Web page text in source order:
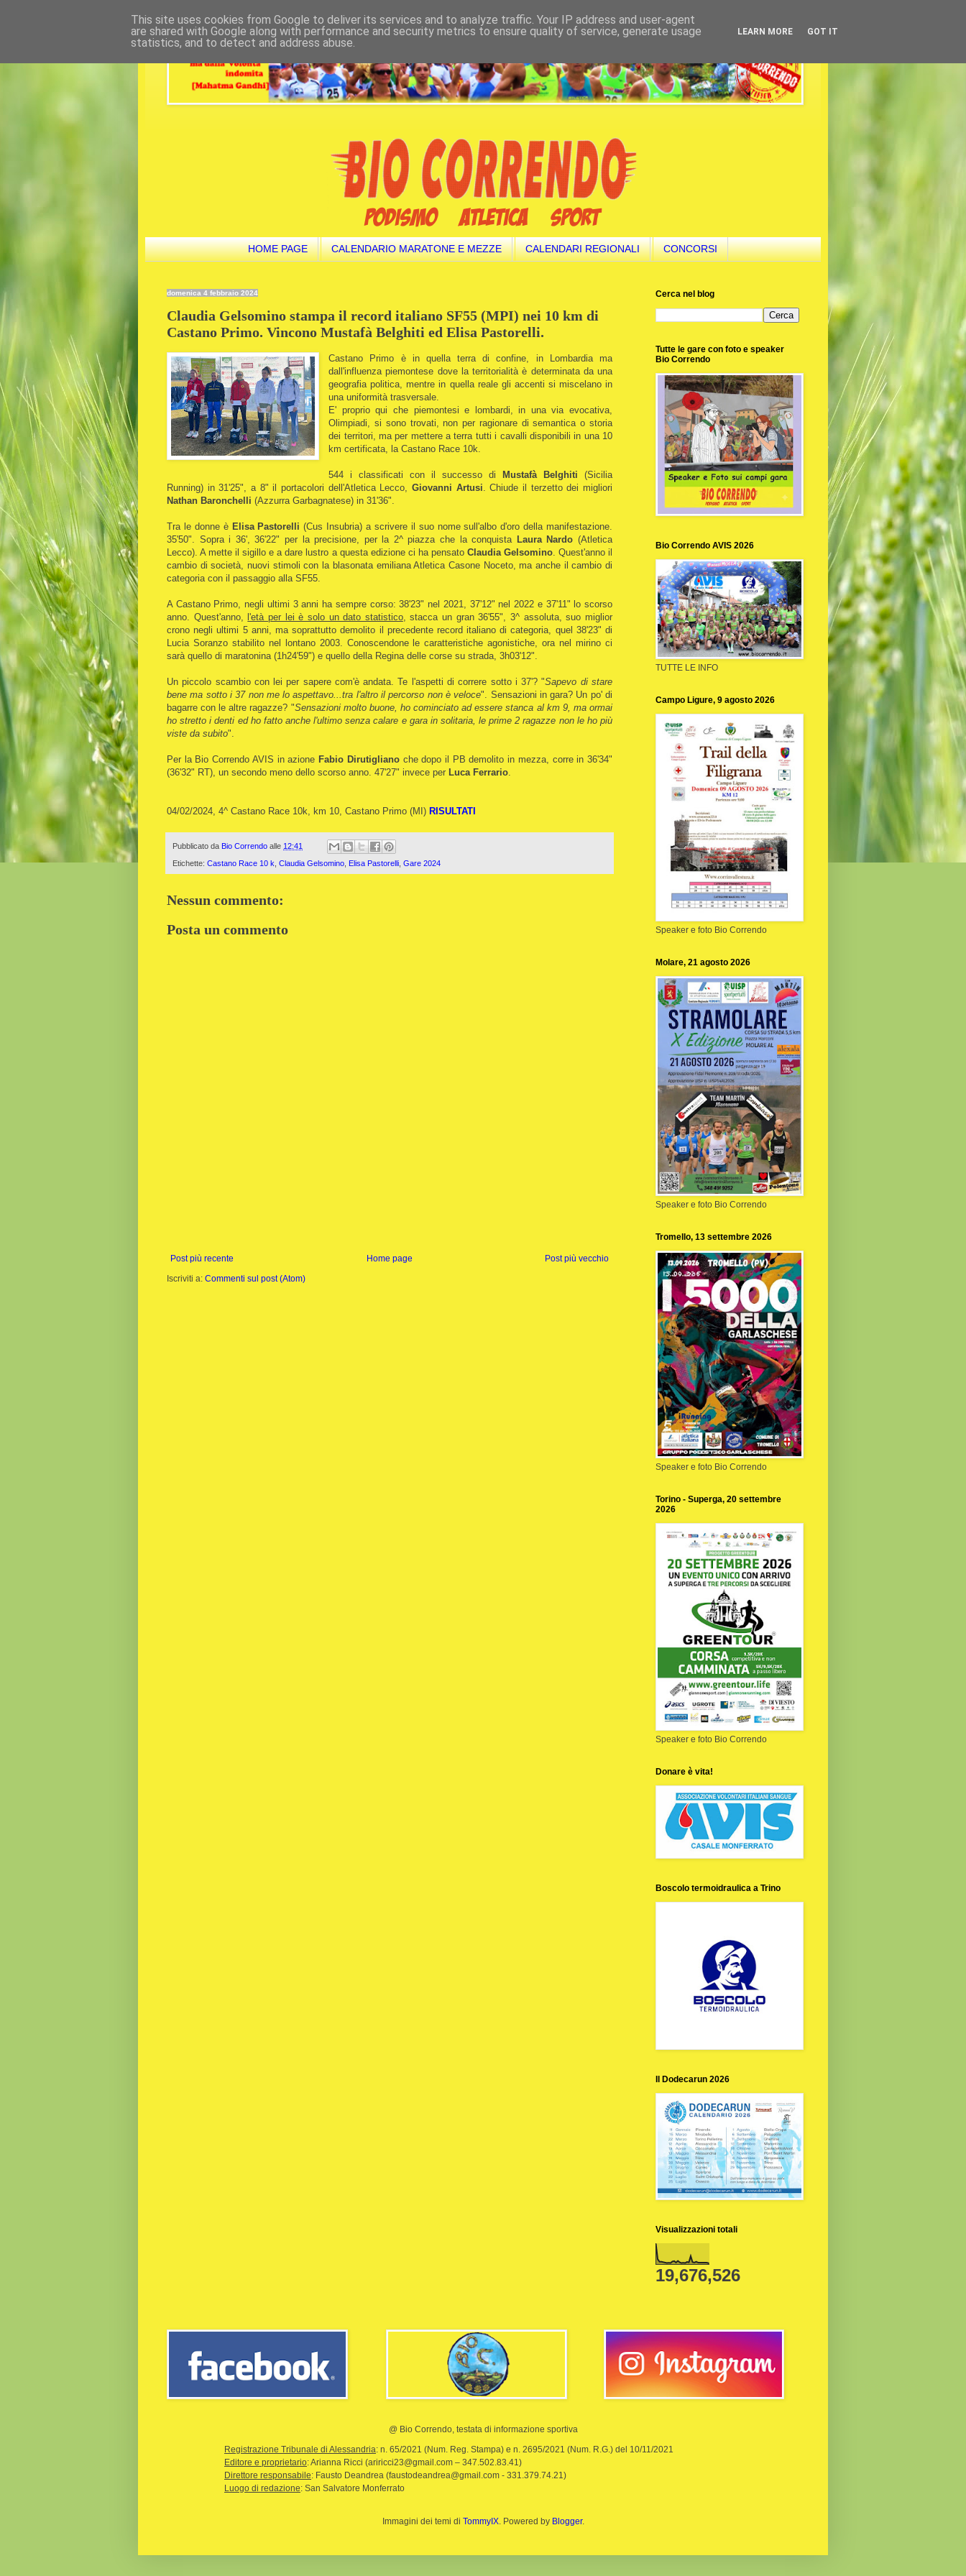
HOME PAGE CALENDARIO MARATONE E MEZZE CALENDARI REGIONALI CONCORSI
domenica 4 febbraio 2024
Claudia Gelsomino stampa il record italiano SF55 (MPI) nei 10 km di
Castano Primo. Vincono Mustafà Belghiti ed Elisa Pastorelli.
Castano Primo è in quella terra di confine, in Lombardia ma
dall'influenza piemontese dove la territorialità è determinata da una
geografia politica, mentre in quella reale gli accenti si miscelano in
una uniformità trasversale.
E' proprio qui che piemontesi e lombardi, in una via evocativa,
Olimpiadi, si sono trovati, non per ragionare di semantica o storia
dei territori, ma per mettere a terra tutti i cavalli disponibili in una 10
km certificata, la Castano Race 10k.
544 i classificati con il successo di Mustafà Belghiti (Sicilia
Running) in 31'25", a 8" il portacolori dell'Atletica Lecco, Giovanni Artusi . Chiude il terzetto dei migliori
Nathan Baronchelli (Azzurra Garbagnatese) in 31'36".
Tra le donne è Elisa Pastorelli (Cus Insubria) a scrivere il suo nome sull'albo d'oro della manifestazione.
35'50". Sopra i 36', 36'22" per la precisione, per la 2^ piazza che la conquista
Laura Nardo (Atletica
Lecco). A mette il sigillo e a dare lustro a questa edizione ci ha pensato Claudia Gelsomino. Quest'anno il
cambio di società, nuovi stimoli con la blasonata emiliana Atletica Casone Noceto, ma anche il cambio di
categoria con il passaggio alla SF55.
A Castano Primo, negli ultimi 3 anni ha sempre corso: 38'23" nel 2021, 37'12" nel 2022 e 37'11" lo scorso
anno. Quest'anno,
l'età per lei è solo un dato statistico, stacca un gran 36'55", 3^ assoluta, suo miglior
crono negli ultimi 5 anni, ma soprattutto demolito il precedente record italiano di categoria, quel 38'23" di
Lucia Soranzo stabilito nel lontano 2003. Conoscendone le caratteristiche agonistiche, ora nel mirino ci
sarà quello di maratonina (1h24'59") e quello della Regina delle corse su strada, 3h03'12".
Un piccolo scambio con lei per sapere com'è andata. Te l'aspetti di correre sotto i 37'? "Sapevo di stare
bene ma sotto i 37 non me lo aspettavo...tra l'altro il percorso non è veloce". Sensazioni in gara? Un po' di
bagarre con le altre ragazze? "Sensazioni molto buone, ho cominciato ad essere stanca al km 9, ma ormai
ho stretto i denti ed ho fatto anche l'ultimo senza calare e gara in solitaria, le prime 2 ragazze non le ho più
viste da subito".
Per la Bio Correndo AVIS in azione Fabio Dirutiglianoche dopo il PB demolito in mezza, corre in 36'34"
(36'32" RT), un secondo meno dello scorso anno. 47'27" invece per Luca Ferrario
04/02/2024, 4^ Castano Race 10k, km 10, Castano Primo (MI) RISULTATI
Pubblicato da Bio Correndo alle 12:41
Etichette: Castano Race 10 k Claudia Gelsomino Elisa Pastorelli Gare 2024
Nessun commento:
Posta un commento
Post più recente Post più vecchio
Home page
Iscriviti a: Commenti sul post (Atom)
Cerca nel blog
Tutte le gare con foto e speaker
Bio Correndo
Bio Correndo AVIS 2026
TUTTE LE INFO
Campo Ligure, 9 agosto 2026
Speaker e foto Bio Correndo
Molare, 21 agosto 2026
Speaker e foto Bio Correndo
Tromello, 13 settembre 2026
Speaker e foto Bio Correndo
Torino - Superga, 20 settembre
2026
Speaker e foto Bio Correndo
Donare è vita!
Boscolo termoidraulica a Trino
Il Dodecarun 2026
Visualizzazioni totali
19,676,526
@ Bio Correndo, testata di informazione sportiva
Registrazione Tribunale di Alessandria: n. 65/2021 (Num. Reg. Stampa) e n. 2695/2021 (Num. R.G.) del 10/11/2021
Editore e proprietario: Arianna Ricci (ariricci23@gmail.com – 347.502.83.41)
Direttore responsabile: Fausto Deandrea (faustodeandrea@gmail.com - 331.379.74.21)
Luogo di redazione: San Salvatore Monferrato
Immagini dei temi di TommyIX. Powered by Blogger.
This site uses cookies from Google to deliver its services and to analyze traffic. Your IP address and user-agent
are shared with Google along with performance and security metrics to ensure quality of service, generate usage
statistics, and to detect and address abuse.
LEARN MORE GOT IT